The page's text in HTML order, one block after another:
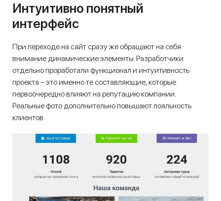
Интуитивно понятный
интерфейс
При переходе на сайт сразу же обращают на себя
внимание динамические элементы. Разработчики
отдельно проработали функционал и интуитивность
проекта – это именно те составляющие, которые
первоочередно влияют на репутацию компании.
Реальные фото дополнительно повышают лояльность
клиентов.